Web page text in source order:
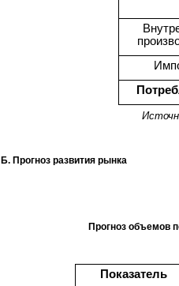
Б. Прогноз развития рынка
Прогноз объемов
Показатель